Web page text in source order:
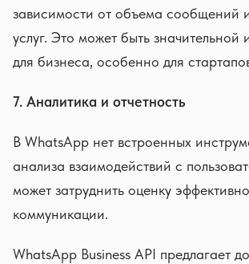
зависимости от объема сообщений
услуг. Это может быть значительной
для бизнеса, особенно для
7. Аналитика и отчетность
В WhatsApp нет встроенных
анализа взаимодействий с
может затруднить оценку
коммуникации.
WhatsApp Business API предлагает